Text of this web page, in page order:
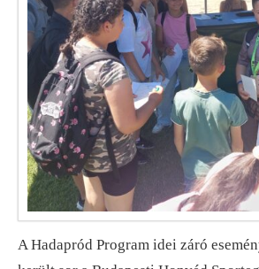
A Hadapród Program idei záró